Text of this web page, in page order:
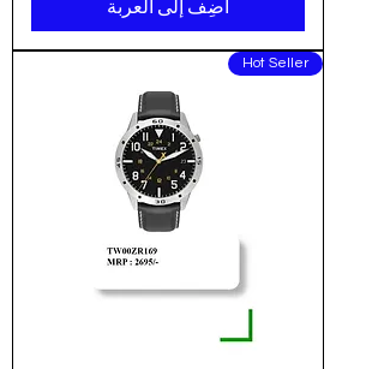
أضِف إلى العربة
Hot Seller